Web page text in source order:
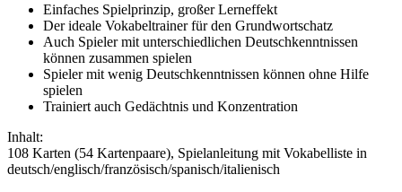
Einfaches Spielprinzip, großer Lerneffekt
Der ideale Vokabeltrainer für den Grundwortschatz
Auch Spieler mit unterschiedlichen Deutschkenntnissen
können zusammen spielen
Spieler mit wenig Deutschkenntnissen können ohne Hilfe
spielen
Trainiert auch Gedächtnis und Konzentration
Inhalt:
108 Karten (54 Kartenpaare), Spielanleitung mit Vokabelliste in
deutsch/englisch/französisch/spanisch/italienisch